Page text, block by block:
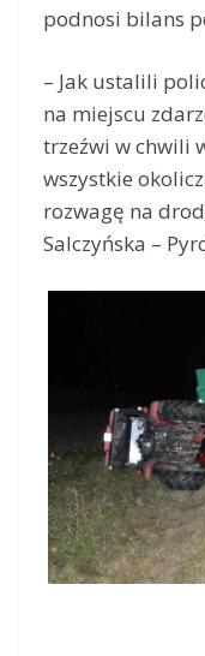
podnosi bilans
– Jak ustalili
na miejscu
trzeźwi w chwili
wszystkie
rozwagę na
Salczyńska –